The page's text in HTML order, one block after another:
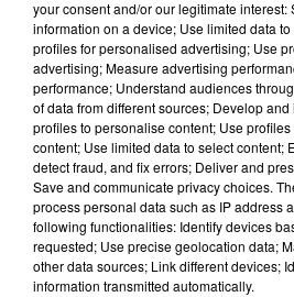
"budget transports publics"de
était en diminution depuis 2019
à la hausse: au 31 décembre
devait aux banques un total de
d'euros-c'était 129 millions
dernière actualisation,
remboursement des emprunts
pour l'an passé, de quasiment 16
en sera de même pour les
au moins. Les investissements
l'infrastructure mais aussi les
your consent and/or our legitimate interest:
information on a device; Use limited data
profiles for personalised advertising; Use
advertising; Measure advertising
performance; Understand audiences
of data from different sources; Develop
profiles to personalise content; Use
content; Use limited data to select content;
detect fraud, and fix errors; Deliver and
Save and communicate privacy choices.
process personal data such as IP address
following functionalities: Identify devices
requested; Use precise geolocation data;
other data sources; Link different devices;
information transmitted automatically.